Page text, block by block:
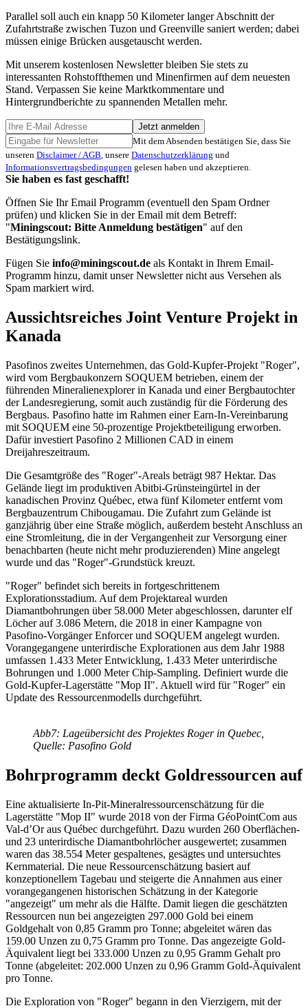
Parallel soll auch ein knapp 50 Kilometer langer Abschnitt der
Zufahrtstraße zwischen Tuzon und Greenville saniert werden; dabei
müssen einige Brücken ausgetauscht werden.
Mit unserem kostenlosen Newsletter bleiben Sie stets zu
interessanten Rohstoffthemen und Minenfirmen auf dem neuesten
Stand. Verpassen Sie keine Marktkommentare und
Hintergrundberichte zu spannenden Metallen mehr.
Jetzt anmelden
Mit dem Absenden bestätigen Sie, dass Sie
unseren Disclaimer / AGB, unsere Datenschutzerklärung und
Informationsvertragsbedingungen gelesen haben und akzeptieren.
Sie haben es fast geschafft!
Öffnen Sie Ihr Email Programm (eventuell den Spam Ordner
prüfen) und klicken Sie in der Email mit dem Betreff:
"Miningscout: Bitte Anmeldung bestätigen" auf den
Bestätigungslink.
Fügen Sie info@miningscout.de als Kontakt in Ihrem Email-
Programm hinzu, damit unser Newsletter nicht aus Versehen als
Spam markiert wird.
Aussichtsreiches Joint Venture Projekt in
Kanada
Pasofinos zweites Unternehmen, das Gold-Kupfer-Projekt "Roger",
wird vom Bergbaukonzern SOQUEM betrieben, einem der
führenden Mineralienexplorer in Kanada und einer Bergbautochter
der Landesregierung, somit auch zuständig für die Förderung des
Bergbaus. Pasofino hatte im Rahmen einer Earn-In-Vereinbarung
mit SOQUEM eine 50-prozentige Projektbeteiligung erworben.
Dafür investiert Pasofino 2 Millionen CAD in einem
Dreijahreszeitraum.
Die Gesamtgröße des "Roger"-Areals beträgt 987 Hektar. Das
Gelände liegt im produktiven Abitbi-Grünsteingürtel in der
kanadischen Provinz Québec, etwa fünf Kilometer entfernt vom
Bergbauzentrum Chibougamau. Die Zufahrt zum Gelände ist
ganzjährig über eine Straße möglich, außerdem besteht Anschluss an
eine Stromleitung, die in der Vergangenheit zur Versorgung einer
benachbarten (heute nicht mehr produzierenden) Mine angelegt
wurde und das "Roger"-Grundstück kreuzt.
"Roger" befindet sich bereits in fortgeschrittenem
Explorationsstadium. Auf dem Projektareal wurden
Diamantbohrungen über 58.000 Meter abgeschlossen, darunter elf
Löcher auf 3.086 Metern, die 2018 in einer Kampagne von
Pasofino-Vorgänger Enforcer und SOQUEM angelegt wurden.
Vorangegangene unterirdische Explorationen aus dem Jahr 1988
umfassen 1.433 Meter Entwicklung, 1.433 Meter unterirdische
Bohrungen und 1.000 Meter Chip-Sampling. Definiert wurde die
Gold-Kupfer-Lagerstätte "Mop II". Aktuell wird für "Roger" ein
Update des Ressourcenmodells durchgeführt.
Abb7: Lageübersicht des Projektes Roger in Quebec,
Quelle: Pasofino Gold
Bohrprogramm deckt Goldressourcen auf
Eine aktualisierte In-Pit-Mineralressourcenschätzung für die
Lagerstätte "Mop II" wurde 2018 von der Firma GéoPointCom aus
Val-d’Or aus Québec durchgeführt. Dazu wurden 260 Oberflächen-
und 23 unterirdische Diamantbohrlöcher ausgewertet; zusammen
waren das 38.554 Meter gespaltenes, gesägtes und untersuchtes
Kernmaterial. Die neue Ressourcenschätzung basiert auf
konzeptionellem Tagebau und steigerte die Annahmen aus einer
vorangegangenen historischen Schätzung in der Kategorie
"angezeigt" um mehr als die Hälfte. Damit liegen die geschätzten
Ressourcen nun bei angezeigten 297.000 Gold bei einem
Goldgehalt von 0,85 Gramm pro Tonne; abgeleitet wären das
159.00 Unzen zu 0,75 Gramm pro Tonne. Das angezeigte Gold-
Äquivalent liegt bei 333.000 Unzen zu 0,95 Gramm Gehalt pro
Tonne (abgeleitet: 202.000 Unzen zu 0,96 Gramm Gold-Äquivalent
pro Tonne.
Die Exploration von "Roger" begann in den Vierzigern, mit der